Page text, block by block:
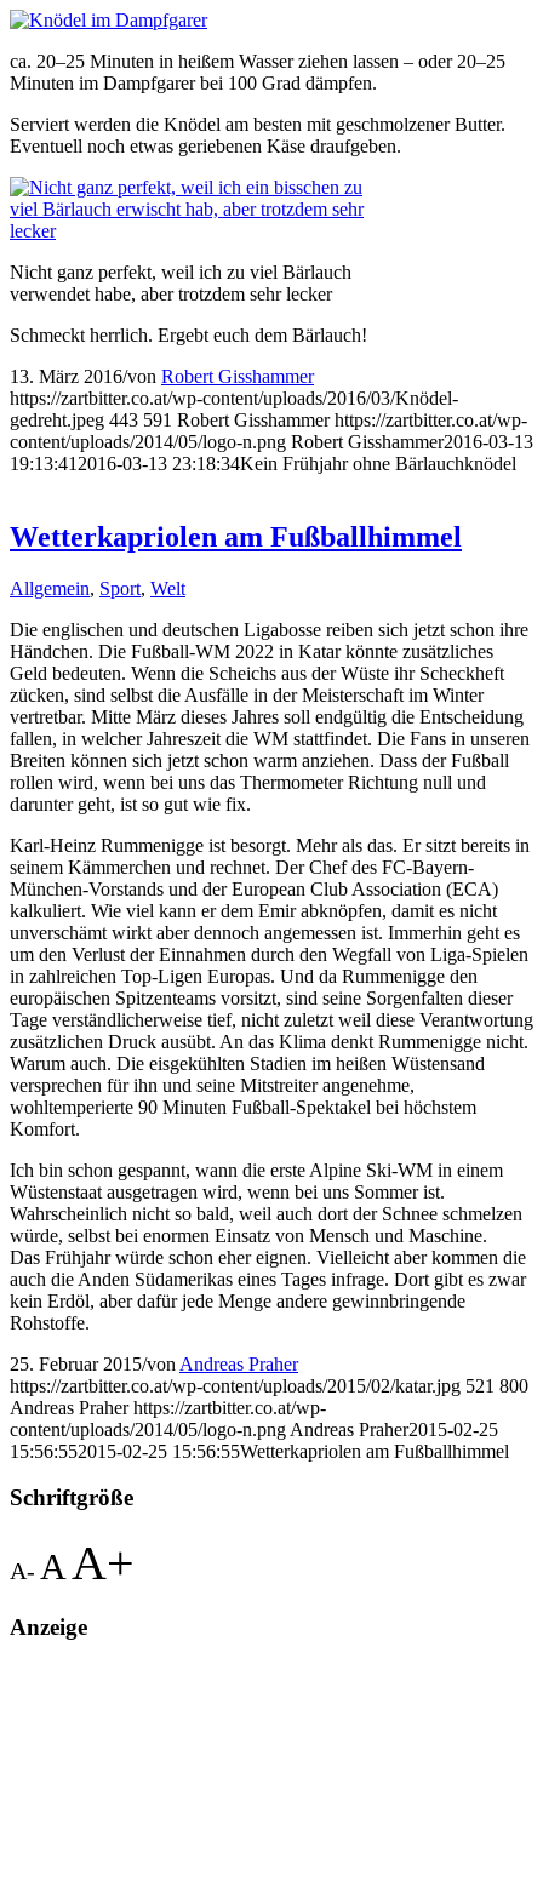
ca. 20–25 Minuten in heißem Wasser ziehen lassen – oder 20–25
Minuten im Dampfgarer bei 100 Grad dämpfen.
Serviert werden die Knödel am besten mit geschmolzener Butter.
Eventuell noch etwas geriebenen Käse draufgeben.
Nicht ganz perfekt, weil ich zu viel Bärlauch
verwendet habe, aber trotzdem sehr lecker
Schmeckt herrlich. Ergebt euch dem Bärlauch!
13. März 2016/von Robert Gisshammer
https://zartbitter.co.at/wp-content/uploads/2016/03/Knödel-
gedreht.jpeg 443 591 Robert Gisshammer https://zartbitter.co.at/wp-
content/uploads/2014/05/logo-n.png Robert Gisshammer2016-03-13
19:13:41 2016-03-13 23:18:34Kein Frühjahr ohne Bärlauchknödel
Wetterkapriolen am Fußballhimmel
Allgemein, Sport, Welt
Die englischen und deutschen Ligabosse reiben sich jetzt schon ihre
Händchen. Die Fußball-WM 2022 in Katar könnte zusätzliches
Geld bedeuten. Wenn die Scheichs aus der Wüste ihr Scheckheft
zücken, sind selbst die Ausfälle in der Meisterschaft im Winter
vertretbar. Mitte März dieses Jahres soll endgültig die Entscheidung
fallen, in welcher Jahreszeit die WM stattfindet. Die Fans in unseren
Breiten können sich jetzt schon warm anziehen. Dass der Fußball
rollen wird, wenn bei uns das Thermometer Richtung null und
darunter geht, ist so gut wie fix.
Karl-Heinz Rummenigge ist besorgt. Mehr als das. Er sitzt bereits in
seinem Kämmerchen und rechnet. Der Chef des FC-Bayern-
München-Vorstands und der European Club Association (ECA)
kalkuliert. Wie viel kann er dem Emir abknöpfen, damit es nicht
unverschämt wirkt aber dennoch angemessen ist. Immerhin geht es
um den Verlust der Einnahmen durch den Wegfall von Liga-Spielen
in zahlreichen Top-Ligen Europas. Und da Rummenigge den
europäischen Spitzenteams vorsitzt, sind seine Sorgenfalten dieser
Tage verständlicherweise tief, nicht zuletzt weil diese Verantwortung
zusätzlichen Druck ausübt. An das Klima denkt Rummenigge nicht.
Warum auch. Die eisgekühlten Stadien im heißen Wüstensand
versprechen für ihn und seine Mitstreiter angenehme,
wohltemperierte 90 Minuten Fußball-Spektakel bei höchstem
Komfort.
Ich bin schon gespannt, wann die erste Alpine Ski-WM in einem
Wüstenstaat ausgetragen wird, wenn bei uns Sommer ist.
Wahrscheinlich nicht so bald, weil auch dort der Schnee schmelzen
würde, selbst bei enormen Einsatz von Mensch und Maschine.
Das Frühjahr würde schon eher eignen. Vielleicht aber kommen die
auch die Anden Südamerikas eines Tages infrage. Dort gibt es zwar
kein Erdöl, aber dafür jede Menge andere gewinnbringende
Rohstoffe.
25. Februar 2015/von Andreas Praher
https://zartbitter.co.at/wp-content/uploads/2015/02/katar.jpg 521 800
Andreas Praher https://zartbitter.co.at/wp-
content/uploads/2014/05/logo-n.png Andreas Praher2015-02-25
15:56:552015-02-25 15:56:55Wetterkapriolen am Fußballhimmel
Schriftgröße
A- A A+
Anzeige